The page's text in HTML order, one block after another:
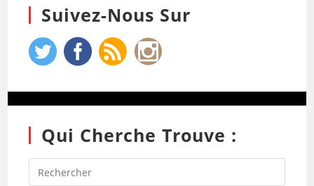
Suivez-Nous Sur
Qui Cherche Trouve :